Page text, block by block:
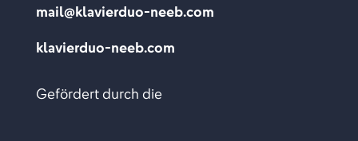
mail@klavierduo-neeb.com
klavierduo-neeb.com
Gefördert durch die